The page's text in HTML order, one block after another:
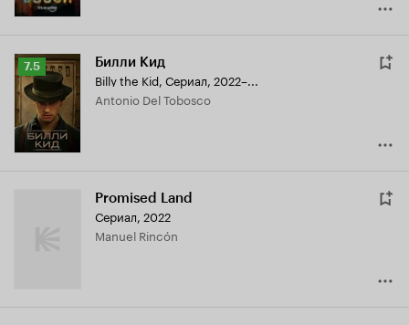
Рейтинг
Кинопоиска
7.5
7.5 Билли Кид
Billy the Kid, Сериал, 2022–...
Antonio Del Tobosco
Promised Land
Сериал, 2022
Manuel Rincón